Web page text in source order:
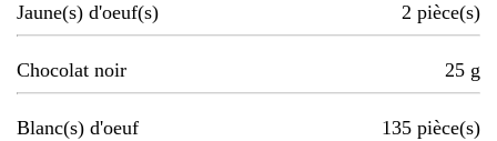
Jaune(s) d'oeuf(s) 2 pièce(s)
Chocolat noir 25 g
Blanc(s) d'oeuf 135 pièce(s)